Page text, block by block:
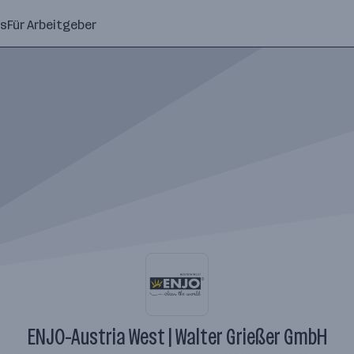
Für Arbeitgeber
ENJO-Austria West | Walter Grießer GmbH